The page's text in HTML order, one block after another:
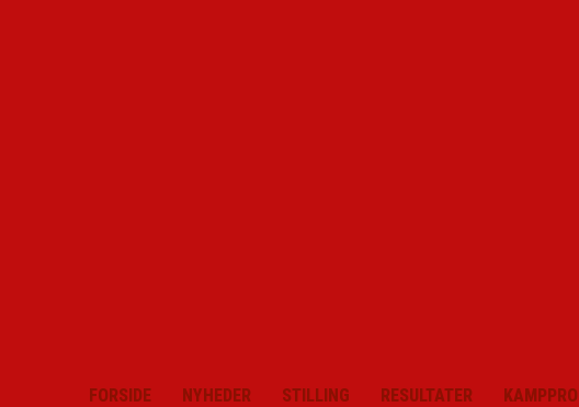
FORSIDE NYHEDER STILLING RESULTATER